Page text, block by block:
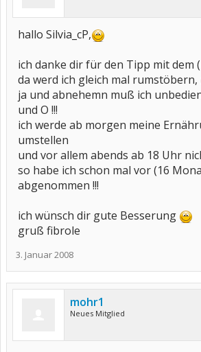
hallo Silvia_cP,
ich danke dir für den Tipp mit dem
da werd ich gleich mal rumstöbern,
ja und abnehemn muß ich
und O !!!
ich werde ab morgen meine
umstellen
und vor allem abends ab 18 Uhr
so habe ich schon mal vor (16
abgenommen !!!
ich wünsch dir gute Besserung
gruß fibrole
3. Januar 2008
mohr1
Neues Mitglied